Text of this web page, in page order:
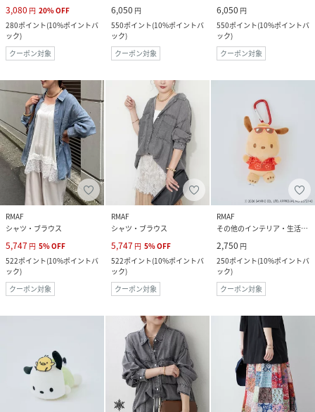
3,080 円 20%OFF
280ポイント(10%ポイントバ
ック)
クーポン対象
6,050 円
550ポイント(10%ポイントバ
ック)
クーポン対象
6,050 円
550ポイント(10%ポイントバ
ック)
クーポン対象
RMAF
シャツ・ブラウス
5,747 円 5%OFF
522ポイント(10%ポイントバ
ック)
クーポン対象
RMAF
シャツ・ブラウス
5,747 円 5%OFF
522ポイント(10%ポイントバ
ック)
クーポン対象
RMAF
その他のインテリア・生活雑貨
2,750 円
250ポイント(10%ポイントバ
ック)
クーポン対象